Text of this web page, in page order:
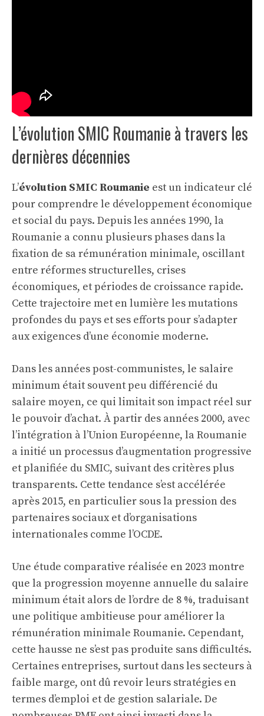
L’évolution SMIC Roumanie à travers les
dernières décennies
L’évolution SMIC Roumanie est un indicateur clé
pour comprendre le développement économique
et social du pays. Depuis les années 1990, la
Roumanie a connu plusieurs phases dans la
fixation de sa rémunération minimale, oscillant
entre réformes structurelles, crises
économiques, et périodes de croissance rapide.
Cette trajectoire met en lumière les mutations
profondes du pays et ses efforts pour s’adapter
aux exigences d’une économie moderne.
Dans les années post-communistes, le salaire
minimum était souvent peu différencié du
salaire moyen, ce qui limitait son impact réel sur
le pouvoir d’achat. À partir des années 2000, avec
l’intégration à l’Union Européenne, la Roumanie
a initié un processus d’augmentation progressive
et planifiée du SMIC, suivant des critères plus
transparents. Cette tendance s’est accélérée
après 2015, en particulier sous la pression des
partenaires sociaux et d’organisations
internationales comme l’OCDE.
Une étude comparative réalisée en 2023 montre
que la progression moyenne annuelle du salaire
minimum était alors de l’ordre de 8 %, traduisant
une politique ambitieuse pour améliorer la
rémunération minimale Roumanie. Cependant,
cette hausse ne s’est pas produite sans difficultés.
Certaines entreprises, surtout dans les secteurs à
faible marge, ont dû revoir leurs stratégies en
termes d’emploi et de gestion salariale. De